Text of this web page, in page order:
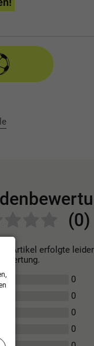
(0)
Artikel erfolgte
0
0
0
0